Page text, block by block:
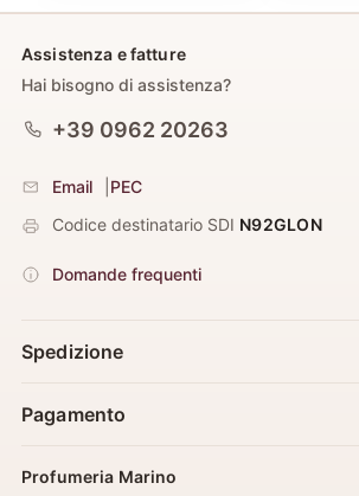
Assistenza e fatture
Hai bisogno di assistenza?
+39 0962 20263
Email
PEC
Codice destinatario SDI N92GLON
Domande frequenti
Spedizione
Pagamento
Profumeria Marino